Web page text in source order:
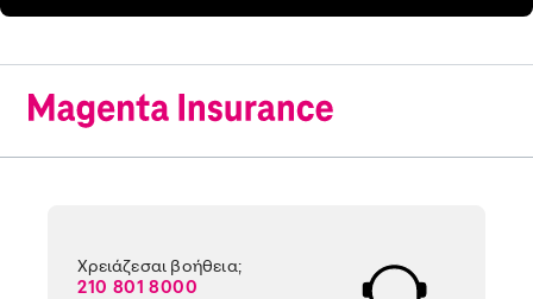
Χρειάζεσαι βοήθεια;
210 801 8000